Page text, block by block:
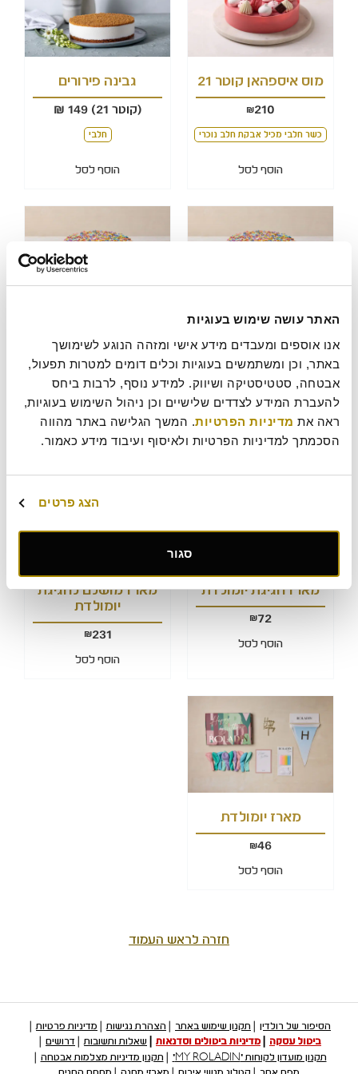
האתר עושה שימוש בעוגיות
ראה את מדיניות הפרטיות
הסכמתך למדיניות הפרטיות ולאיסוף ועיבוד מידע כאמור.
הצג פרטים
סגור
מוס איספהאן קוטר 21
210
₪
כשר חלבי מכיל אבקת חלב נוכרי
הוסף לסל
גבינה פירורים
(קוטר 21) 149 ₪
חלבי
הוסף לסל
עוגת שוקולד יום
הולדת קוטר 22
169
₪
כשר חלבי מכיל אבקת חלב נוכרי
הוסף לסל
הולדת קוטר 22
169
₪
כשר חלבי מכיל אבקת חלב נוכרי
מארז חגיגת יומולדת
72
₪
הוסף לסל
מארז מושלם לחגיגת
יומולדת
231
₪
הוסף לסל
מארז יומולדת
46
₪
הוסף לסל
חזרה לראש העמוד
הסיפור של רולדין תקנון שימוש באתר הצהרת נגישות
מדיניות פרטיות
ביטול עסקה
מדיניות ביטולים וסדנאות שאלות ותשובות
דרושים
תקנון מועדון לקוחות "MY ROLADIN"
תקנון מדיניות מצלמות אבטחה